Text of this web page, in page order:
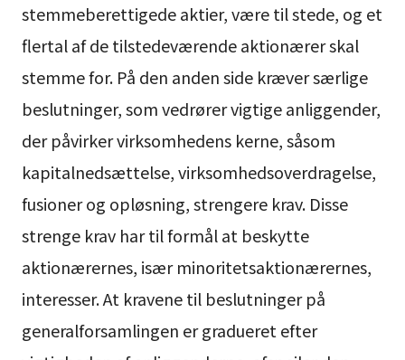
stemmeberettigede aktier, være til stede, og et
flertal af de tilstedeværende aktionærer skal
stemme for. På den anden side kræver særlige
beslutninger, som vedrører vigtige anliggender,
der påvirker virksomhedens kerne, såsom
kapitalnedsættelse, virksomhedsoverdragelse,
fusioner og opløsning, strengere krav. Disse
strenge krav har til formål at beskytte
aktionærernes, især minoritetsaktionærernes,
interesser. At kravene til beslutninger på
generalforsamlingen er gradueret efter